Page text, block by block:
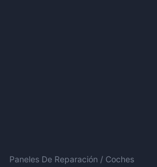
Paneles De Reparación / Coches